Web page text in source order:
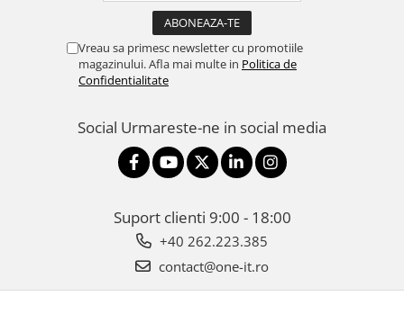
Vreau sa primesc newsletter cu promotiile
magazinului. Afla mai multe in Politica de
Confidentialitate
Social Urmareste-ne in social media
Suport clienti 9:00 - 18:00
+40 262.223.385
contact@one-it.ro